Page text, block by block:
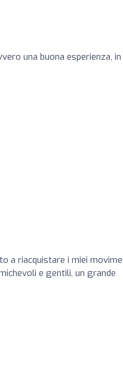
una buona esperienza, in
a riacquistare i miei
e gentili, un grande